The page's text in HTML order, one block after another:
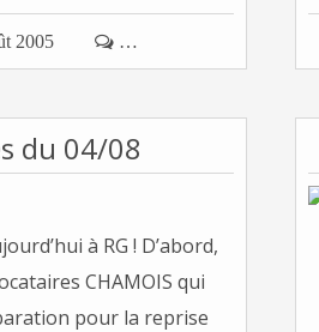
2005  …
du 04/08
à RG ! D’abord,
CHAMOIS qui
pour la reprise